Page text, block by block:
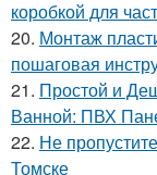
коробкой для
20. Монтаж
пошаговая
21. Простой и
Ванной: ПВХ
22. Не
Томске